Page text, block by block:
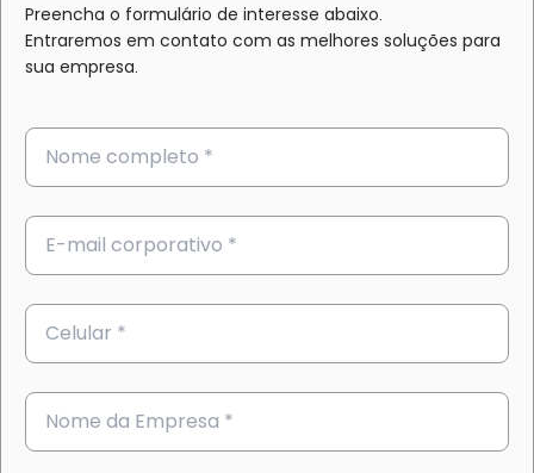
Preencha o formulário de interesse abaixo.
Entraremos em contato com as melhores soluções para
sua empresa.